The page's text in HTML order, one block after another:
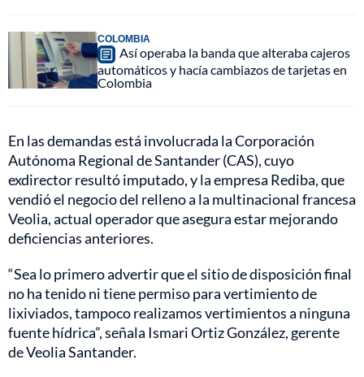
COLOMBIA
Así operaba la banda que alteraba cajeros
automáticos y hacía cambiazos de tarjetas en
Colombia
En las demandas está involucrada la Corporación
Autónoma Regional de Santander (CAS), cuyo
exdirector resultó imputado, y la empresa Rediba, que
vendió el negocio del relleno a la multinacional francesa
Veolia, actual operador que asegura estar mejorando
deficiencias anteriores.
“Sea lo primero advertir que el sitio de disposición final
no ha tenido ni tiene permiso para vertimiento de
lixiviados, tampoco realizamos vertimientos a ninguna
fuente hídrica”, señala Ismari Ortiz González, gerente
de Veolia Santander.